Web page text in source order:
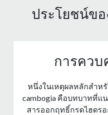
ประโยชน์ข
การคว
หนึ่งในเหตุผลหลักสําห
cambogia คือบทบาทที่
สารออกฤทธิ์กรดไฮดรอ